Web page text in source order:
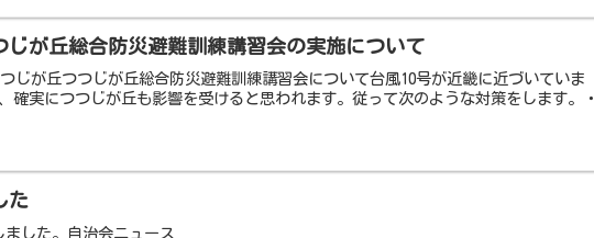
じが丘総合防災避難訓練講習会の実施について
じが丘つつじが丘総合防災避難訓練講習会について台風10号が近畿に近づいていま
確実につつじが丘も影響を受けると思われます。従って次のような対策をします。・
た
した。自治会ニュース